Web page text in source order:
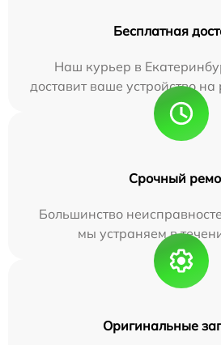
Бесплатная
Наш курьер в
доставит ваше устройство
Срочный
Большинство
мы устраняем в
Оригинальные